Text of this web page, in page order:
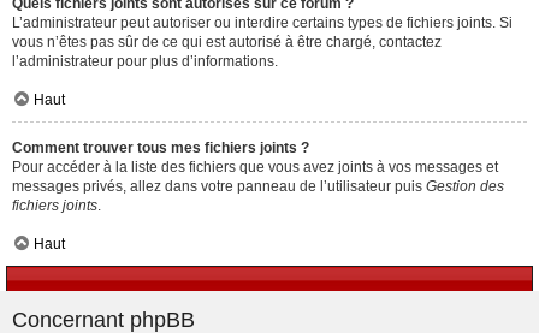
L’administrateur peut autoriser ou interdire certains types de fichiers joints. Si
vous n’êtes pas sûr de ce qui est autorisé à être chargé, contactez
l’administrateur pour plus d’informations.
Haut
Comment trouver tous mes fichiers joints ?
Pour accéder à la liste des fichiers que vous avez joints à vos messages et
messages privés, allez dans votre panneau de l’utilisateur puis Gestion des
fichiers joints
Haut
Concernant phpBB